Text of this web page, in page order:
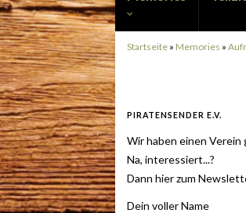
Startseite » Memories »
PIRATENSENDER E.V.
Wir haben einen Verein
Na, interessiert...?
Dann hier zum
Dein voller Name